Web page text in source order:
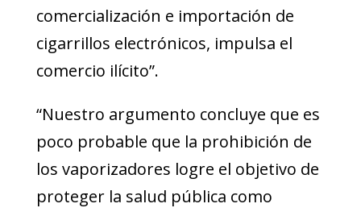
comercialización e importación de
cigarrillos electrónicos, impulsa el
comercio ilícito”.
“Nuestro argumento concluye que es
poco probable que la prohibición de
los vaporizadores logre el objetivo de
proteger la salud pública como